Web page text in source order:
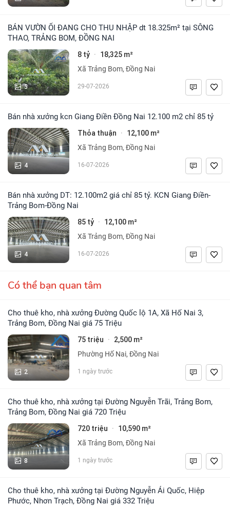
BÁN VƯỜN ỔI ĐANG CHO THU NHẬP dt 18.325m² tại SÔNG
THAO, TRẢNG BOM, ĐỒNG NAI
5
8 tỷ · 18,325 m²
Xã Trảng Bom, Đồng Nai
29-07-2026
Bán nhà xưởng kcn Giang Điền Đồng Nai 12.100 m2 chỉ 85 tỷ
4
Thỏa thuận · 12,100 m²
Xã Trảng Bom, Đồng Nai
16-07-2026
Bán nhà xưởng DT: 12.100m2 giá chỉ 85 tỷ. KCN Giang Điền-
Trảng Bom-Đồng Nai
4
85 tỷ · 12,100 m²
Xã Trảng Bom, Đồng Nai
16-07-2026
Có thể bạn quan tâm
Cho thuê kho, nhà xưởng Đường Quốc lộ 1A, Xã Hố Nai 3,
Trảng Bom, Đồng Nai giá 75 Triệu
2
75 triệu · 2,500 m²
Phường Hố Nai, Đồng Nai
1 ngày trước
Cho thuê kho, nhà xưởng tại Đường Nguyễn Trãi, Trảng Bom,
Trảng Bom, Đồng Nai giá 720 Triệu
8
720 triệu · 10,590 m²
Xã Trảng Bom, Đồng Nai
1 ngày trước
Cho thuê kho, nhà xưởng tại Đường Nguyễn Ái Quốc, Hiệp
Phước, Nhơn Trạch, Đồng Nai giá 332 Triệu